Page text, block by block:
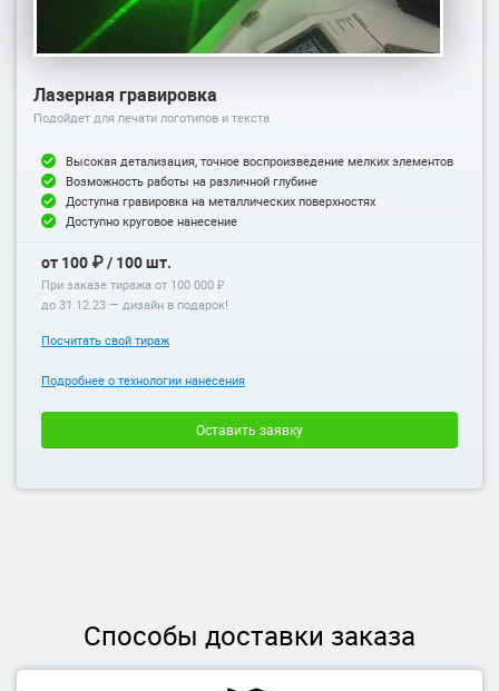
Лазерная гравировка
Подойдет для печати логотипов и текста
Высокая детализация, точное воспроизведение мелких элементов
Возможность работы на различной глубине
Доступна гравировка на металлических поверхностях
Доступно круговое нанесение
от 100 ₽ / 100 шт.
При заказе тиража от 100 000 ₽
до 31.12.23 — дизайн в подарок!
Посчитать свой тираж
Подробнее о технологии нанесения
Оставить заявку
Способы доставки заказа